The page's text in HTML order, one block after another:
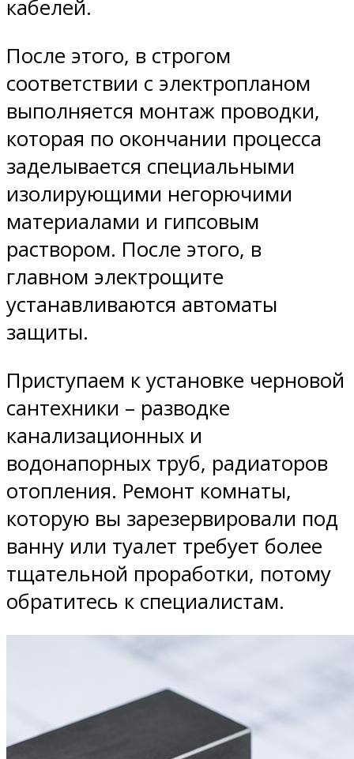
кабелей.
После этого, в строгом
соответствии с электропланом
выполняется монтаж проводки,
которая по окончании процесса
заделывается специальными
изолирующими негорючими
материалами и гипсовым
раствором. После этого, в
главном электрощите
устанавливаются автоматы
защиты.
Приступаем к установке черновой
сантехники – разводке
канализационных и
водонапорных труб, радиаторов
отопления. Ремонт комнаты,
которую вы зарезервировали под
ванну или туалет требует более
тщательной проработки, потому
обратитесь к специалистам.